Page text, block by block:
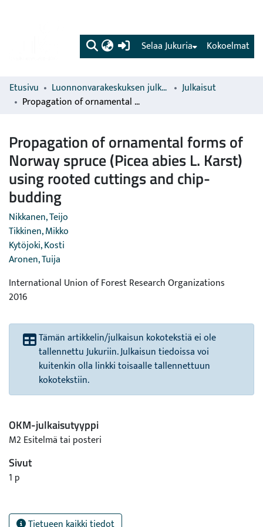
(current) Kokoelmat
Selaa Jukuria
Etusivu Luonnonvarakeskuksen julkaisut
Julkaisut
Propagation of ornamental forms of Norway spruce (Picea abies L. Karst) using rooted cuttings and chip-budding
Propagation of ornamental forms of
Norway spruce (Picea abies L. Karst)
using rooted cuttings and chip-
budding
Nikkanen, Teijo
Tikkinen, Mikko
Kytöjoki, Kosti
Aronen, Tuija
International Union of Forest Research Organizations
2016
Tämän artikkelin/julkaisun kokotekstiä ei ole
tallennettu Jukuriin. Julkaisun tiedoissa voi
kuitenkin olla linkki toisaalle tallennettuun
kokotekstiin.
OKM-julkaisutyyppi
M2 Esitelmä tai posteri
Sivut
1 p